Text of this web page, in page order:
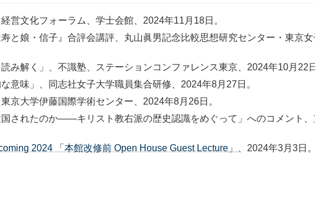
営文化フォーラム、学士会館、2024年11月18日。
娘・信子』合評会講評、丸山眞男記念比較思想研究センター・東京
み解く」、不識塾、ステーションコンファレンス東京、2024年10月22日
意味」、同志社女子大学職員集合研修、2024年8月27日。
東京大学伊藤国際学術センター、2024年8月26日。
されたのか——キリスト教右派の歴史認識をめぐって」へのコメント、
2024 「本館改修前 Open House Guest Lecture」 、2024年3月3日。